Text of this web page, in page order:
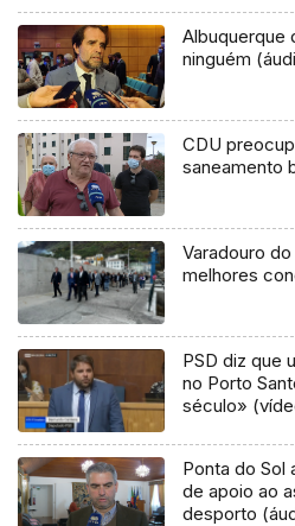
Albuquerque
ninguém
CDU
saneamento
Varadouro
melhores
PSD diz que
no Porto
século»
Ponta do Sol
de apoio ao
desporto